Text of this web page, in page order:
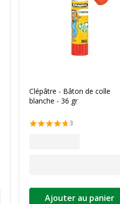
Clépâtre - Bâton de colle
blanche - 36 gr
3
Ajouter au panier